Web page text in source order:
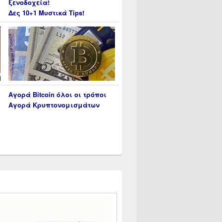
ξενοδοχεία!
Δες 10+1 Μυστικά Tips!
Αγορά Bitcoin όλοι οι τρόποι
Αγορά Κρυπτονομισμάτων